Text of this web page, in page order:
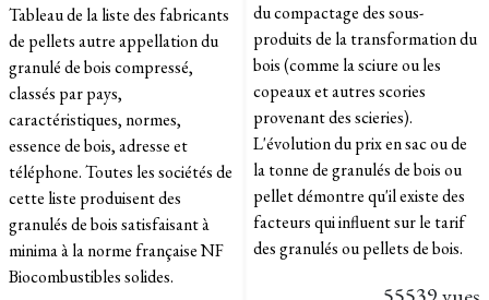
Tableau de la liste des fabricants
de pellets autre appellation du
granulé de bois compressé,
classés par pays,
caractéristiques, normes,
essence de bois, adresse et
téléphone. Toutes les sociétés de
cette liste produisent des
granulés de bois satisfaisant à
minima à la norme française NF
Biocombustibles solides.
du compactage des sous-
produits de la transformation du
bois (comme la sciure ou les
copeaux et autres scories
provenant des scieries).
L'évolution du prix en sac ou de
la tonne de granulés de bois ou
pellet démontre qu'il existe des
facteurs qui influent sur le tarif
des granulés ou pellets de bois.